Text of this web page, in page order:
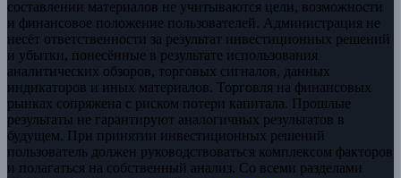
составлении материалов не учитываются цели, возможности
и финансовое положение пользователей. Администрация не
несёт ответственности за результат инвестиционных решений
и убытки, понесённые в результате использования
аналитических обзоров, торговых сигналов, данных
индикаторов и иных материалов. Торговля на финансовых
рынках сопряжена с риском потери капитала. Прошлые
результаты не гарантируют аналогичных результатов в
будущем. При принятии инвестиционных решений
пользователь должен руководствоваться комплексом факторов
и полагаться на собственный анализ. Со всеми разделами